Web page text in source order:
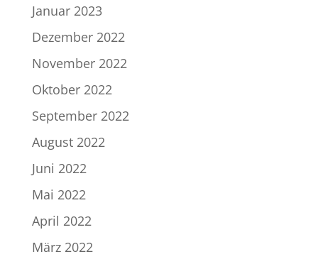
Januar 2023
Dezember 2022
November 2022
Oktober 2022
September 2022
August 2022
Juni 2022
Mai 2022
April 2022
März 2022